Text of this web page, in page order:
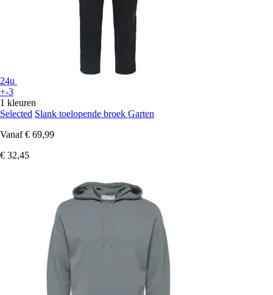
24u
+-3
1 kleuren
Selected Slank toelopende broek Garten
Vanaf € 69,99
€ 32,45